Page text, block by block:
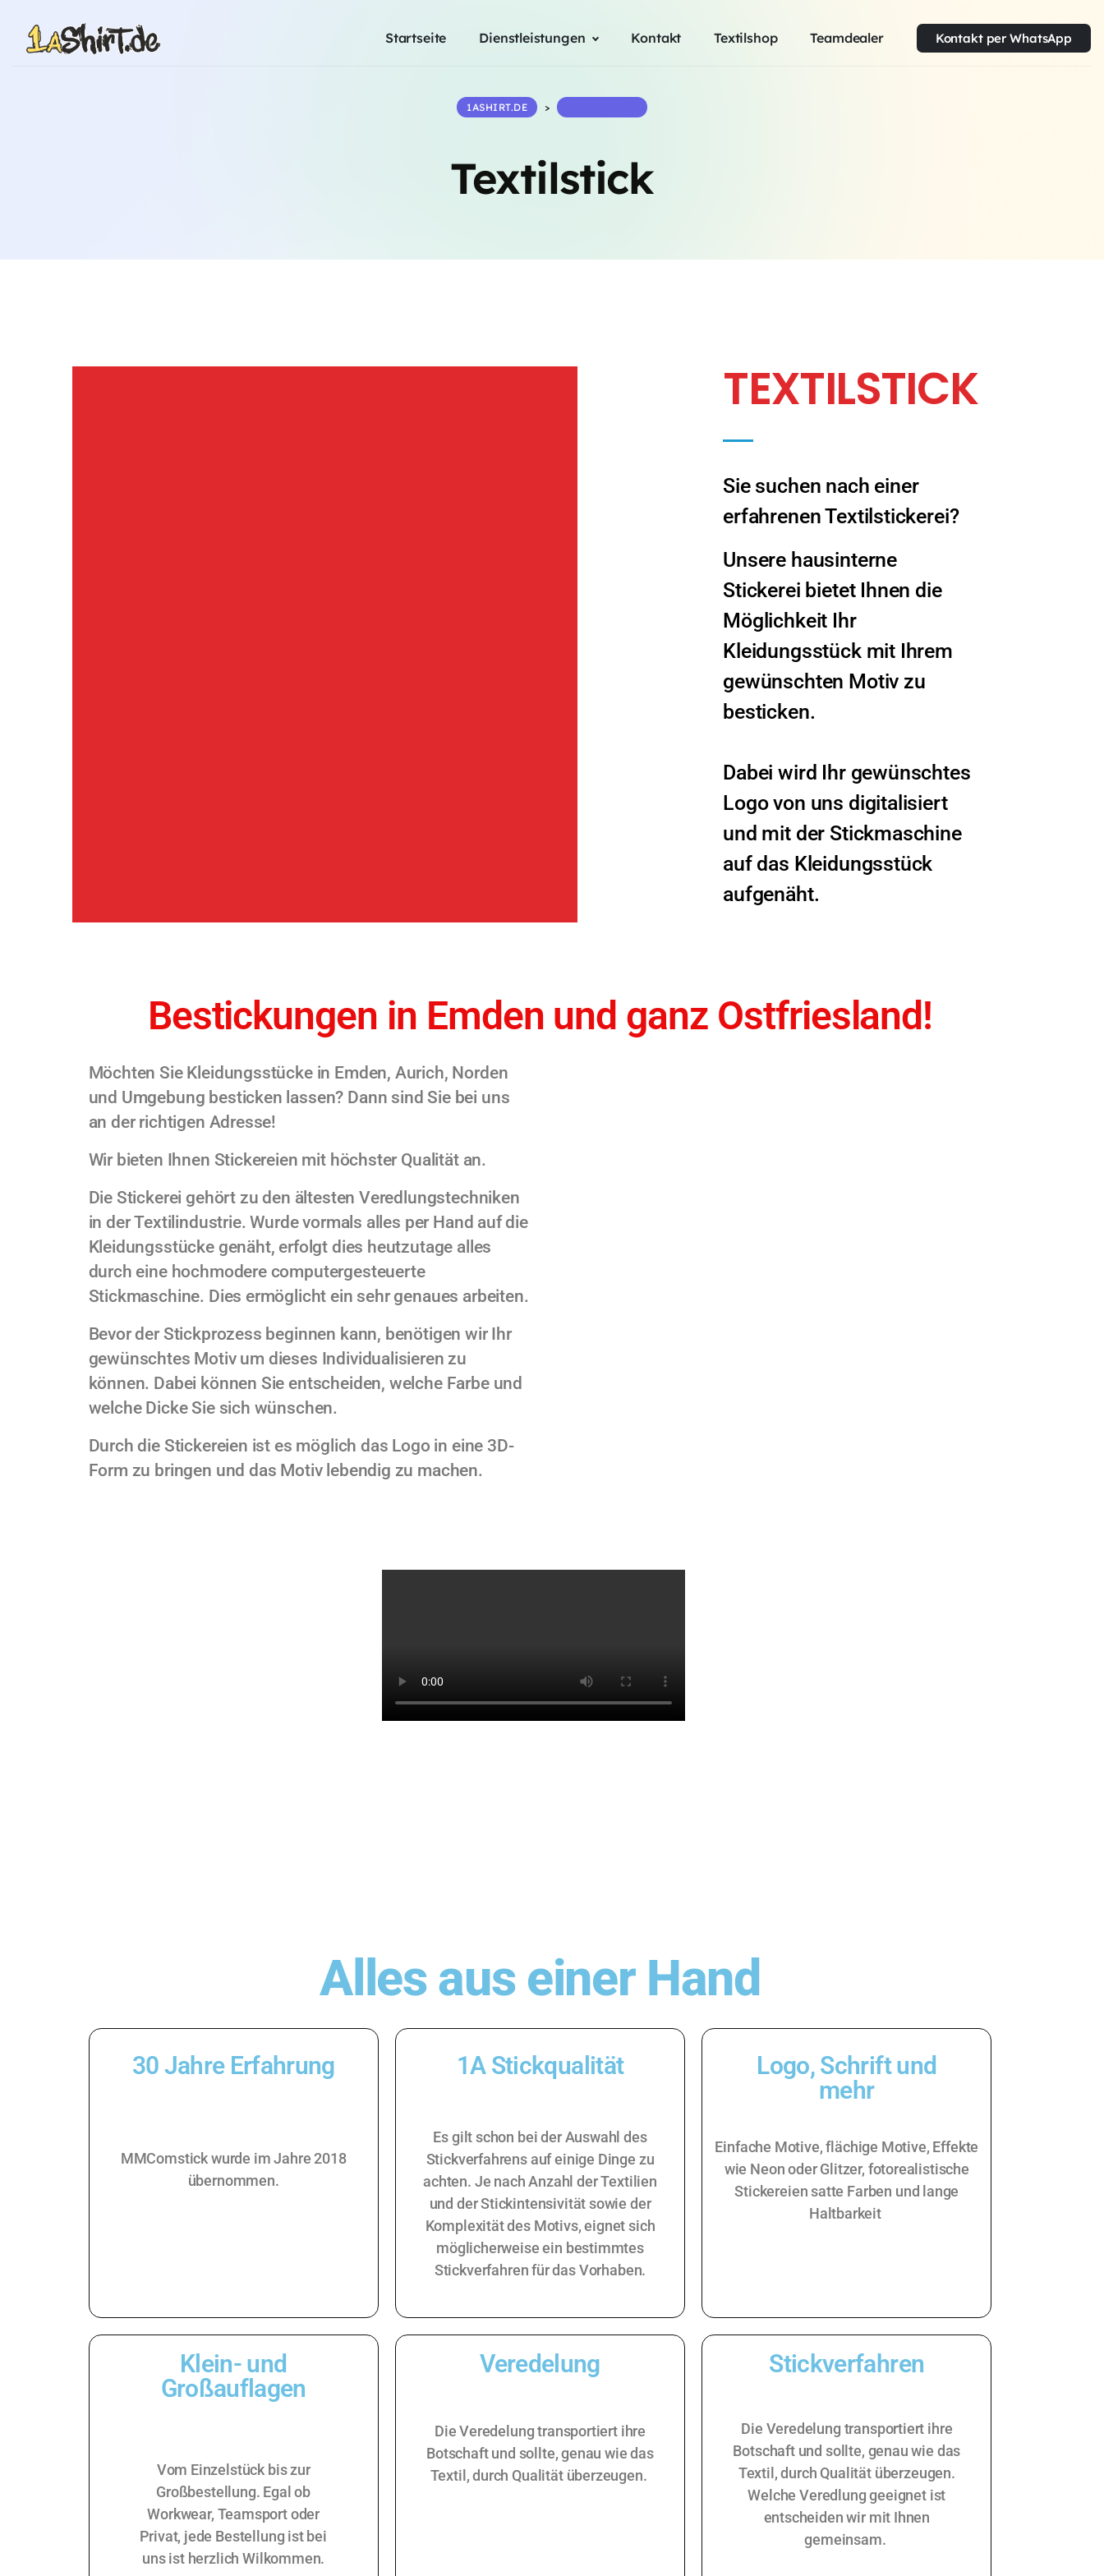
Startseite Dienstleistungen Kontakt Textilshop Teamdealer Kontakt per WhatsApp
Textilstick
1ASHIRT.DE >
TEXTILSTICK
Sie suchen nach einer
erfahrenen Textilstickerei?
Unsere hausinterne
Stickerei bietet Ihnen die
Möglichkeit Ihr
Kleidungsstück mit Ihrem
gewünschten Motiv zu
besticken.
Dabei wird Ihr gewünschtes
Logo von uns digitalisiert
und mit der Stickmaschine
auf das Kleidungsstück
aufgenäht.
Bestickungen in Emden und ganz Ostfriesland!
Möchten Sie Kleidungsstücke in Emden, Aurich, Norden
und Umgebung besticken lassen? Dann sind Sie bei uns
an der richtigen Adresse!
Wir bieten Ihnen Stickereien mit höchster Qualität an.
Die Stickerei gehört zu den ältesten Veredlungstechniken
in der Textilindustrie. Wurde vormals alles per Hand auf die
Kleidungsstücke genäht, erfolgt dies heutzutage alles
durch eine hochmodere computergesteuerte
Stickmaschine. Dies ermöglicht ein sehr genaues arbeiten.
Bevor der Stickprozess beginnen kann, benötigen wir Ihr
gewünschtes Motiv um dieses Individualisieren zu
können. Dabei können Sie entscheiden, welche Farbe und
welche Dicke Sie sich wünschen.
Durch die Stickereien ist es möglich das Logo in eine 3D-
Form zu bringen und das Motiv lebendig zu machen.
Alles aus einer Hand
30 Jahre Erfahrung
MMComstick wurde im Jahre 2018
übernommen.
1A Stickqualität
Es gilt schon bei der Auswahl des
Stickverfahrens auf einige Dinge zu
achten. Je nach Anzahl der Textilien
und der Stickintensivität sowie der
Komplexität des Motivs, eignet sich
möglicherweise ein bestimmtes
Stickverfahren für das Vorhaben.
Logo, Schrift und
mehr
Einfache Motive, flächige Motive, Effekte
wie Neon oder Glitzer, fotorealistische
Stickereien satte Farben und lange
Haltbarkeit
Klein- und
Großauflagen
Vom Einzelstück bis zur
Großbestellung. Egal ob
Workwear, Teamsport oder
Privat, jede Bestellung ist bei
uns ist herzlich Wilkommen.
Veredelung
Die Veredelung transportiert ihre
Botschaft und sollte, genau wie das
Textil, durch Qualität überzeugen.
Stickverfahren
Die Veredelung transportiert ihre
Botschaft und sollte, genau wie das
Textil, durch Qualität überzeugen.
Welche Veredlung geeignet ist
entscheiden wir mit Ihnen
gemeinsam.